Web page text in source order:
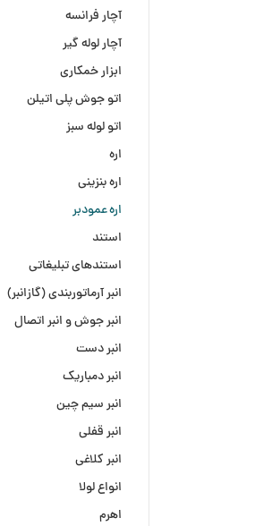
آچار فرانسه
آچار لوله گیر
ابزار خمکاری
اتو جوش پلی اتیلن
اتو لوله سبز
اره
اره بنزینی
اره عمودبر
استند
استندهای تبلیغاتی
انبر آرماتوربندی (گازانبر)
انبر جوش و انبر اتصال
انبر دست
انبر دمباریک
انبر سیم چین
انبر قفلی
انبر کلاغی
انواع لولا
اهرم